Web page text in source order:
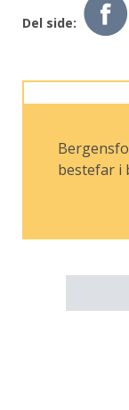
Del side:
bestefar i